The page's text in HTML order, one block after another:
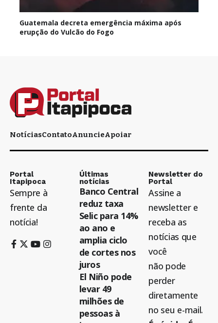
Guatemala decreta emergência máxima após
erupção do Vulcão do Fogo
NotíciasContatoAnuncieApoiar
Portal
Itapipoca
Sempre à
frente da
notícia!
Últimas
notícias
Banco Central
reduz taxa
Selic para 14%
ao ano e
amplia ciclo
de cortes nos
juros
El Niño pode
levar 49
milhões de
pessoas à
Newsletter do
Portal
Assine a
newsletter e
receba as
notícias que
você
não pode
perder
diretamente
no seu e-mail.